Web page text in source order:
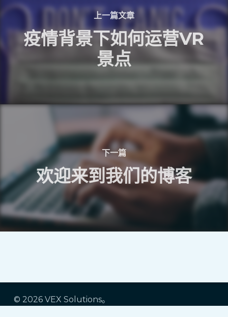
上一篇文章
疫情背景下如何运营VR
景点
下一篇
欢迎来到我们的博客
© 2026 VEX Solutions。